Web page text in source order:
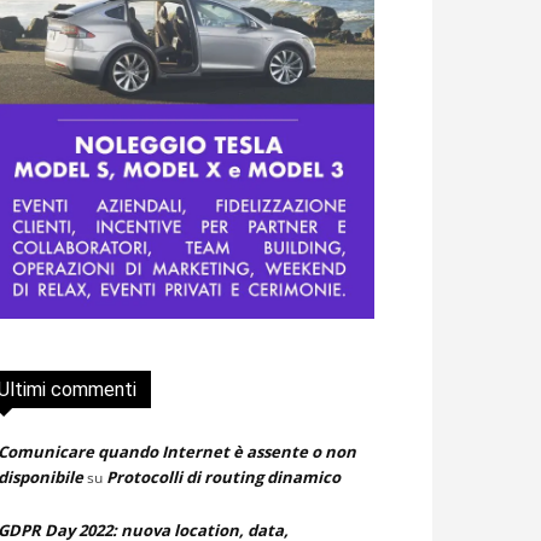
commenti
quando Internet è assente o non
su Protocolli di routing dinamico
Day 2022: nuova location, data,